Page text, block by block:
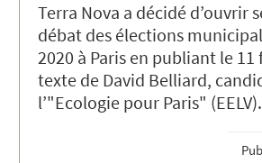
Terra Nova a décidé d’ouvrir
débat des élections
2020 à Paris en publiant le 11
texte de David Belliard,
l’"Ecologie pour Paris" (EELV).